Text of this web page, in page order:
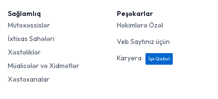
Sağlamlıq
Mütəxəssislər
İxtisas Sahələri
Xəstəliklər
Müalicələr və Xidmətlər
Xəstəxanalar
Peşəkarlar
Həkimlərə Özəl
Veb Saytınız üçün
Karyera
İşə Qəbul